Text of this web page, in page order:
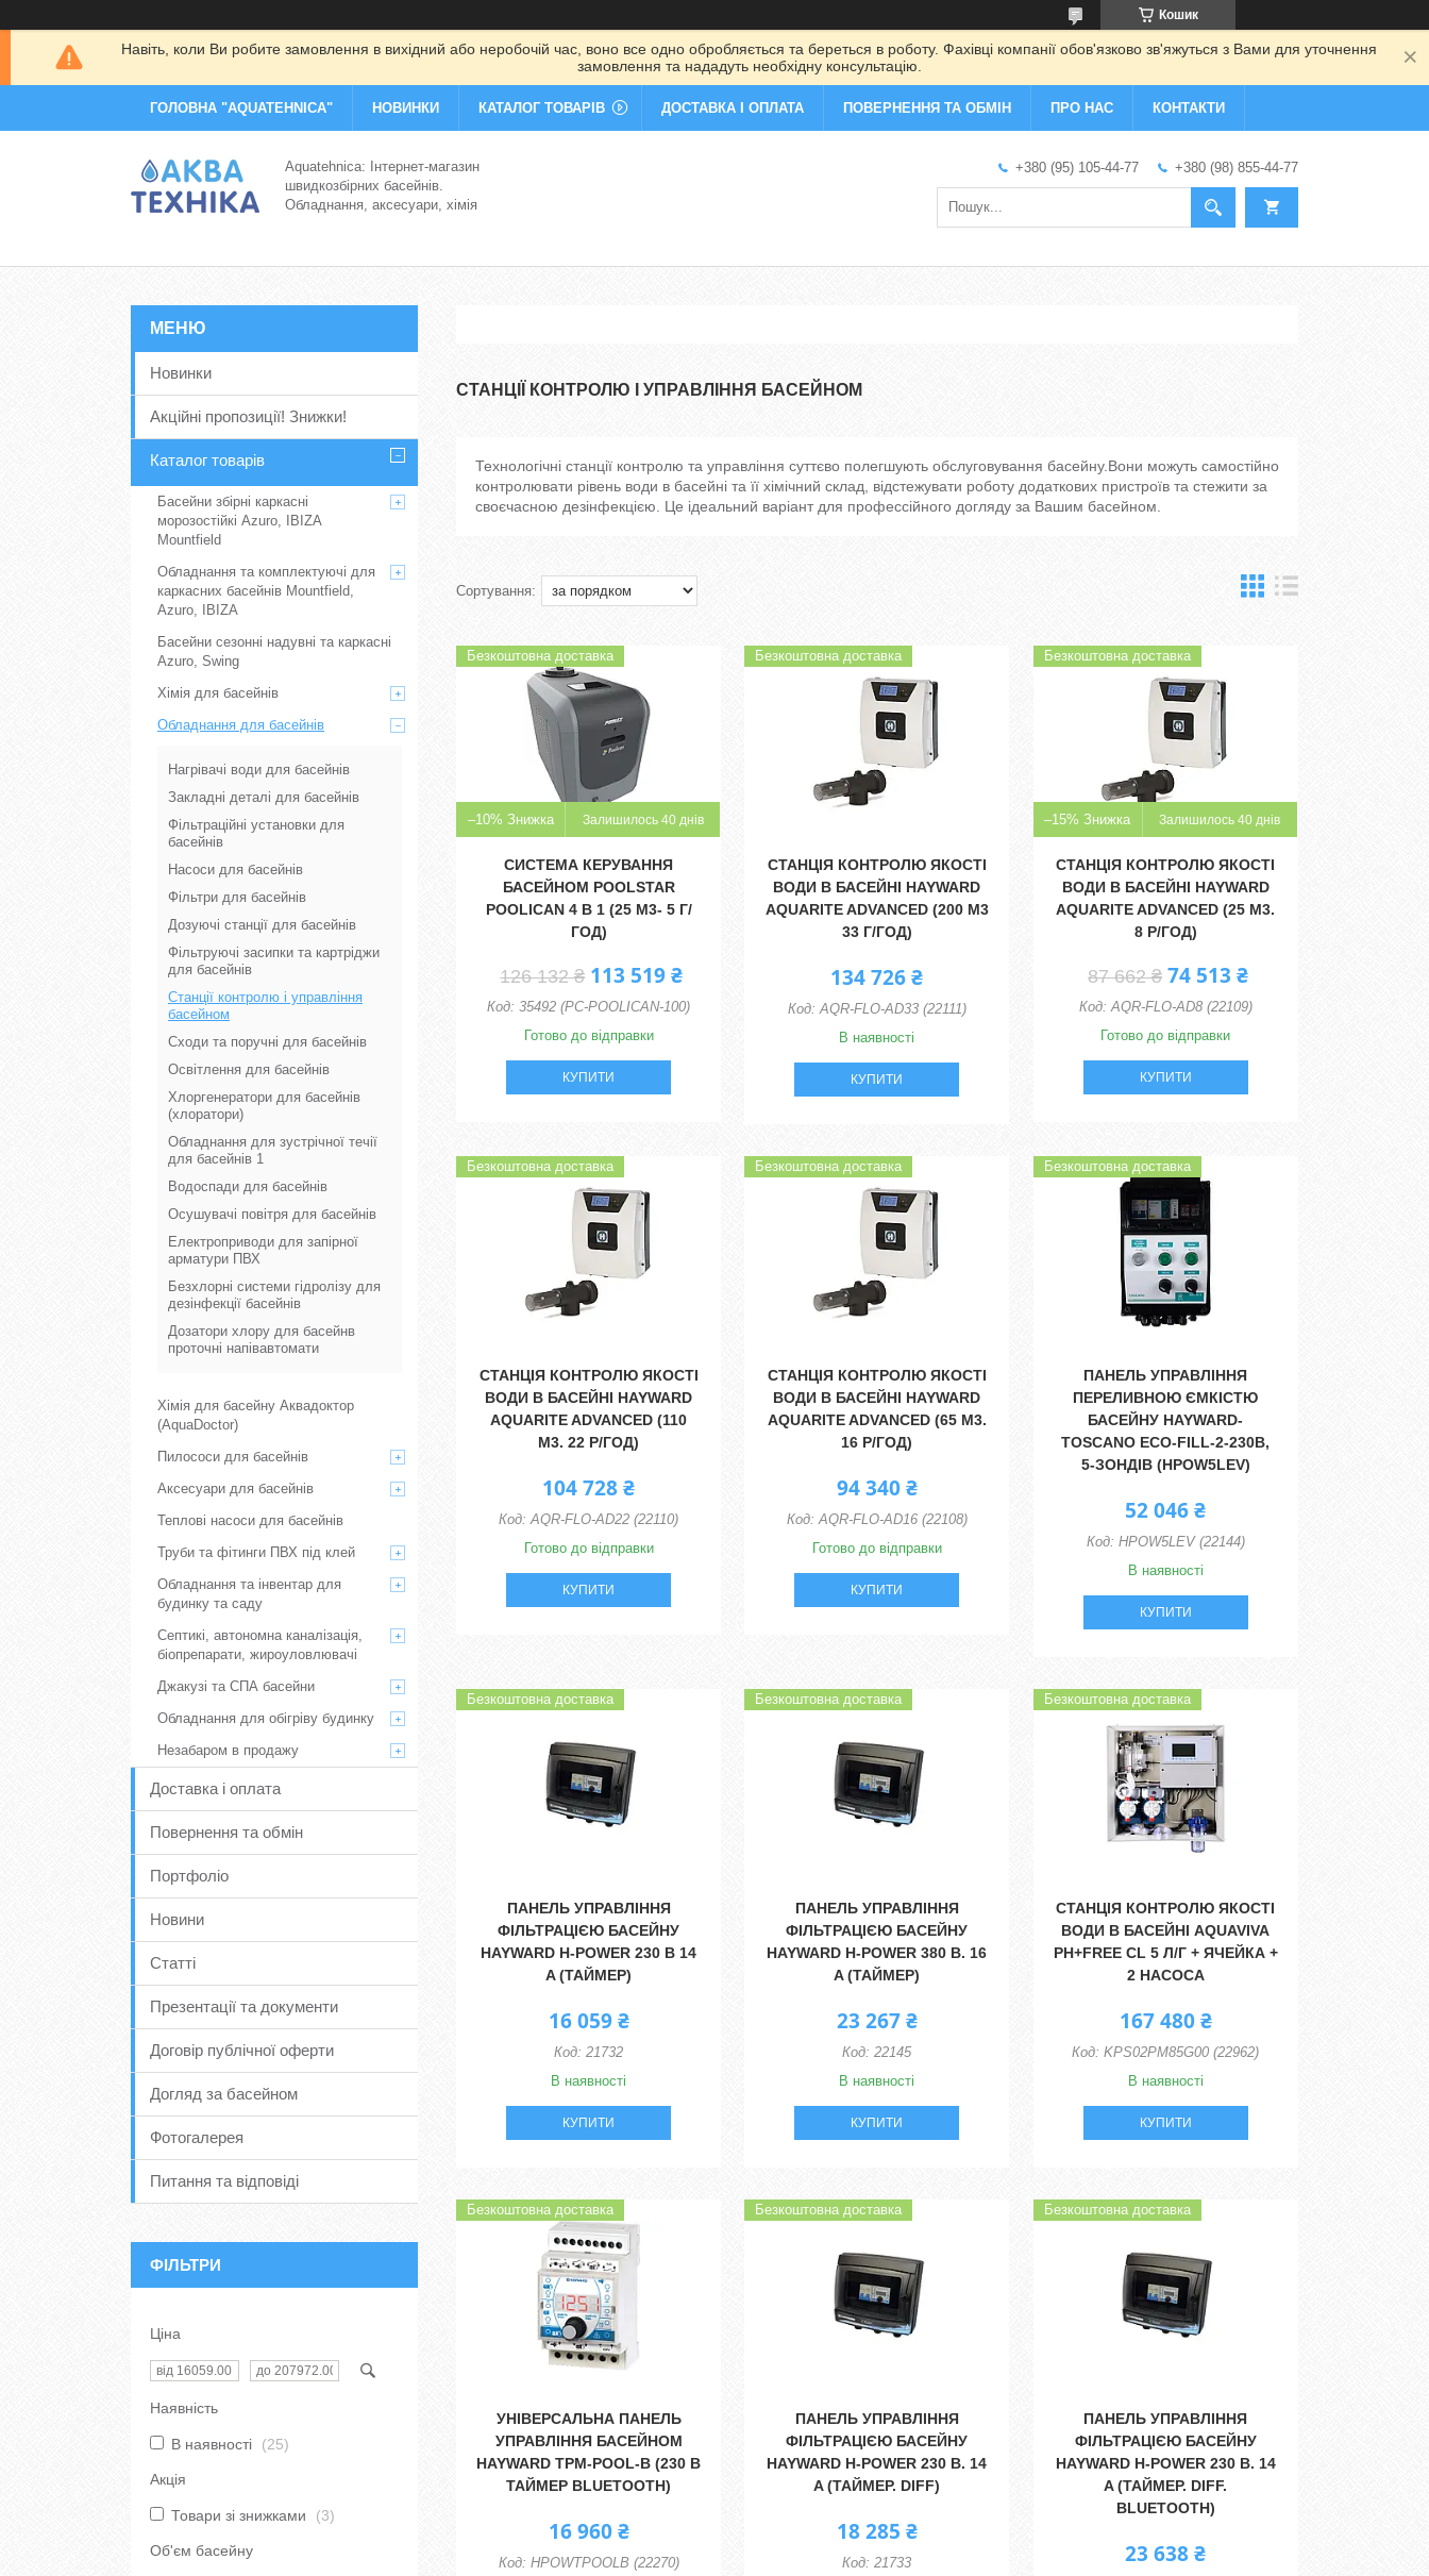
Кошик
Навіть, коли Ви робите замовлення в вихідний або неробочій час, воно все одно обробляється та береться в роботу. Фахівці компанії обов'язково зв'яжуться з Вами для уточнення
замовлення та нададуть необхідну консультацію.
ГОЛОВНА "AQUATEHNICA" НОВИНКИ КАТАЛОГ ТОВАРІВ ДОСТАВКА І ОПЛАТА ПОВЕРНЕННЯ ТА ОБМІН ПРО НАС КОНТАКТИ
Aquatehnica: Інтернет-магазин
швидкозбірних басейнів.
Обладнання, аксесуари, хімія
+380 (95) 105-44-77 +380 (98) 855-44-77
СТАНЦІЇ КОНТРОЛЮ І УПРАВЛІННЯ БАСЕЙНОМ
Технологічні станції контролю та управління суттєво полегшують обслуговування басейну.Вони можуть самостійно
контролювати рівень води в басейні та її хімічний склад, відстежувати роботу додаткових пристроїв та стежити за
своєчасною дезінфекцією. Це ідеальний варіант для профессійного догляду за Вашим басейном.
Безкоштовна доставка
–10% Залишилось 40 днів
СИСТЕМА КЕРУВАННЯ
БАСЕЙНОМ POOLSTAR
POOLICAN 4 В 1 (25 М3- 5 Г/
ГОД)
126 132 ₴ 113 519 ₴
35492 (PC-POOLICAN-100)
Готово до відправки
КУПИТИ
Безкоштовна доставка
СТАНЦІЯ КОНТРОЛЮ ЯКОСТІ
ВОДИ В БАСЕЙНІ HAYWARD
AQUARITE ADVANCED (200 М3
33 Г/ГОД)
134 726 ₴
AQR-FLO-AD33 (22111)
В наявності
КУПИТИ
Безкоштовна доставка
–15% Залишилось 40 днів
СТАНЦІЯ КОНТРОЛЮ ЯКОСТІ
ВОДИ В БАСЕЙНІ HAYWARD
AQUARITE ADVANCED (25 М3.
8 Р/ГОД)
87 662 ₴ 74 513 ₴
AQR-FLO-AD8 (22109)
Готово до відправки
КУПИТИ
Безкоштовна доставка
СТАНЦІЯ КОНТРОЛЮ ЯКОСТІ
ВОДИ В БАСЕЙНІ HAYWARD
AQUARITE ADVANCED (110
М3. 22 Р/ГОД)
104 728 ₴
AQR-FLO-AD22 (22110)
Готово до відправки
КУПИТИ
Безкоштовна доставка
СТАНЦІЯ КОНТРОЛЮ ЯКОСТІ
ВОДИ В БАСЕЙНІ HAYWARD
AQUARITE ADVANCED (65 М3.
16 Р/ГОД)
94 340 ₴
AQR-FLO-AD16 (22108)
Готово до відправки
КУПИТИ
Безкоштовна доставка
ПАНЕЛЬ УПРАВЛІННЯ
ПЕРЕЛИВНОЮ ЄМКІСТЮ
БАСЕЙНУ HAYWARD-
TOSCANO ECO-FILL-2-230В,
5-ЗОНДІВ (HPOW5LEV)
52 046 ₴
HPOW5LEV (22144)
В наявності
КУПИТИ
Безкоштовна доставка
ПАНЕЛЬ УПРАВЛІННЯ
ФІЛЬТРАЦІЄЮ БАСЕЙНУ
HAYWARD H-POWER 230 В 14
A (ТАЙМЕР)
16 059 ₴
21732
В наявності
КУПИТИ
Безкоштовна доставка
ПАНЕЛЬ УПРАВЛІННЯ
ФІЛЬТРАЦІЄЮ БАСЕЙНУ
HAYWARD H-POWER 380 В. 16
A (ТАЙМЕР)
23 267 ₴
22145
В наявності
КУПИТИ
Безкоштовна доставка
СТАНЦІЯ КОНТРОЛЮ ЯКОСТІ
ВОДИ В БАСЕЙНІ AQUAVIVA
PH+FREE CL 5 Л/Г + ЯЧЕЙКА +
2 НАСОСА
167 480 ₴
KPS02PM85G00 (22962)
В наявності
КУПИТИ
Безкоштовна доставка
УНІВЕРСАЛЬНА ПАНЕЛЬ
УПРАВЛІННЯ БАСЕЙНОМ
HAYWARD TPM-POOL-B (230 В
ТАЙМЕР BLUETOOTH)
16 960 ₴
HPOWTPOOLB (22270)
Безкоштовна доставка
ПАНЕЛЬ УПРАВЛІННЯ
ФІЛЬТРАЦІЄЮ БАСЕЙНУ
HAYWARD H-POWER 230 В. 14
A (ТАЙМЕР. DIFF)
18 285 ₴
21733
Безкоштовна доставка
ПАНЕЛЬ УПРАВЛІННЯ
ФІЛЬТРАЦІЄЮ БАСЕЙНУ
HAYWARD H-POWER 230 В. 14
A (ТАЙМЕР. DIFF.
BLUETOOTH)
23 638 ₴
Новинки
Акційні пропозиції! Знижки!
Каталог товарів
Басейни збірні каркасні
морозостійкі Azuro, IBIZA
Mountfield
Обладнання та комплектуючі для
каркасних басейнів Mountfield,
Azuro, IBIZA
Басейни сезонні надувні та каркасні
Azuro, Swing
Хімія для басейнів
Обладнання для басейнів
Нагрівачі води для басейнів
Закладні деталі для басейнів
Фільтраційні установки для
басейнів
Насоси для басейнів
Фільтри для басейнів
Дозуючі станції для басейнів
Фільтруючі засипки та картріджи
для басейнів
Станції контролю і управління
басейном
Сходи та поручні для басейнів
Освітлення для басейнів
Хлоргенератори для басейнів
(хлоратори)
Обладнання для зустрічної течії
для басейнів 1
Водоспади для басейнів
Осушувачі повітря для басейнів
Електроприводи для запірної
арматури ПВХ
Безхлорні системи гідролізу для
дезінфекції басейнів
Дозатори хлору для басейнв
проточні напівавтомати
Хімія для басейну Аквадоктор
(AquaDoctor)
Пилососи для басейнів
Аксесуари для басейнів
Теплові насоси для басейнів
Труби та фітинги ПВХ під клей
Обладнання та інвентар для
будинку та саду
Септикі, автономна каналізація,
біопрепарати, жироуловлювачі
Джакузі та СПА басейни
Обладнання для обігріву будинку
Незабаром в продажу
Доставка і оплата
Повернення та обмін
Портфоліо
Новини
Статті
Презентації та документи
Договір публічної оферти
Догляд за басейном
Фотогалерея
Питання та відповіді
ФІЛЬТРИ
Ціна
Наявність
В наявності 25
Акція
Товари зі знижками 3
Об'єм басейну